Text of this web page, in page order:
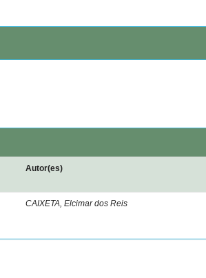
Autor(es)
CAIXETA, Elcimar dos Reis